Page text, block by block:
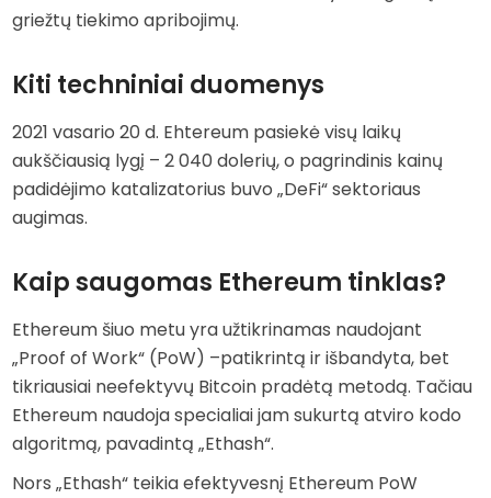
griežtų tiekimo apribojimų.
Kiti techniniai duomenys
2021 vasario 20 d. Ehtereum pasiekė visų laikų
aukščiausią lygį – 2 040 dolerių, o pagrindinis kainų
padidėjimo katalizatorius buvo „DeFi“ sektoriaus
augimas.
Kaip saugomas Ethereum tinklas?
Ethereum šiuo metu yra užtikrinamas naudojant
„Proof of Work“ (PoW) –patikrintą ir išbandyta, bet
tikriausiai neefektyvų Bitcoin pradėtą metodą. Tačiau
Ethereum naudoja specialiai jam sukurtą atviro kodo
algoritmą, pavadintą „Ethash“.
Nors „Ethash“ teikia efektyvesnį Ethereum PoW